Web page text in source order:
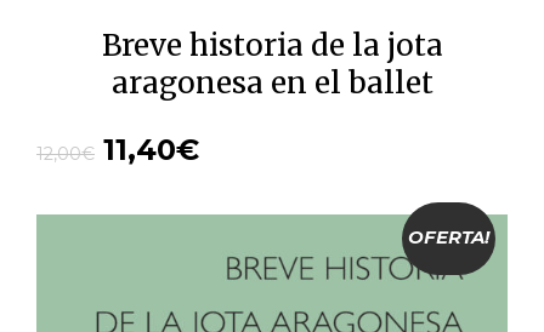
Breve historia de la jota
aragonesa en el ballet
12,00€ 11,40€
OFERTA!